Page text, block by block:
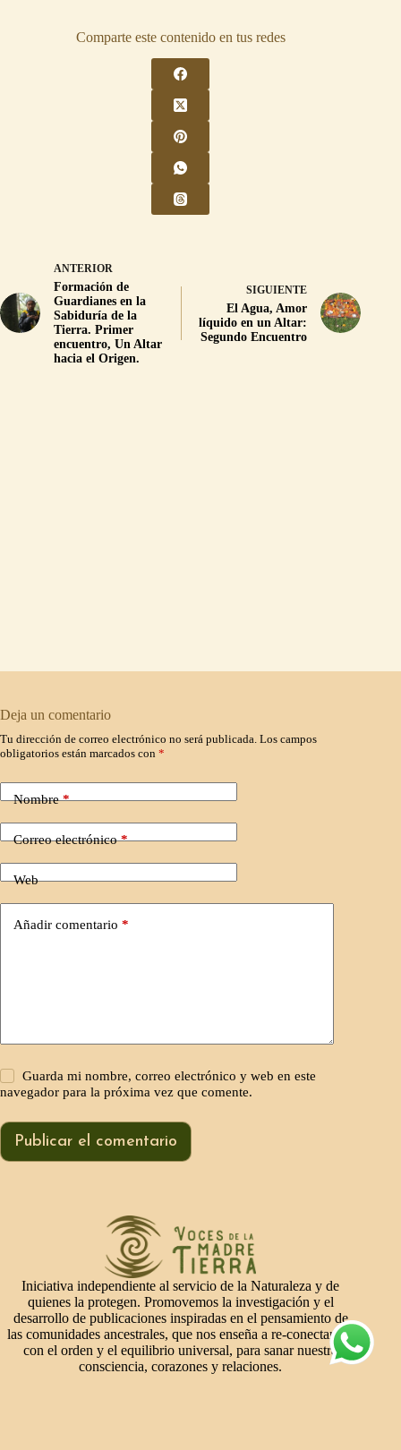
Comparte este contenido en tus redes
ANTERIOR
Formación de
Guardianes en la
Sabiduría de la
Tierra. Primer
encuentro, Un Altar
hacia el Origen.
SIGUIENTE
El Agua, Amor
líquido en un Altar:
Segundo Encuentro
Deja un comentario
Tu dirección de correo electrónico no será publicada. Los campos
obligatorios están marcados con *
Nombre*
Correo electrónico*
Web
Añadir comentario *
Guarda mi nombre, correo electrónico y web en este
navegador para la próxima vez que comente.
Publicar el comentario
Iniciativa independiente al servicio de la Naturaleza y de
quienes la protegen. Promovemos la investigación y el
desarrollo de publicaciones inspiradas en el pensamiento de
las comunidades ancestrales, que nos enseña a re-conectarnos
con el orden y el equilibrio universal, para sanar nuestra
consciencia, corazones y relaciones.